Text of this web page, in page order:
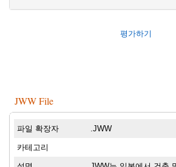
평가하기
JWW File
파일 확장자 .JWW
카테고리